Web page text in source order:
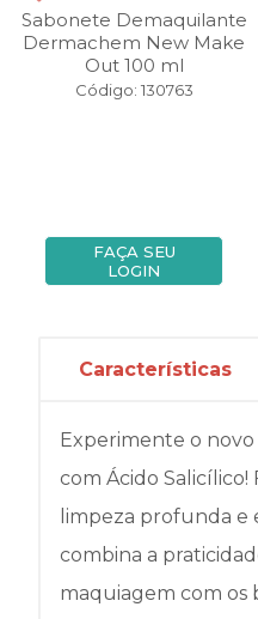
Sabonete Demaquilante
Dermachem New Make
Out 100 ml
Código: 130763
FAÇA SEU
LOGIN
Características
Experimente o
com Ácido
limpeza profunda e
combina a
maquiagem com os